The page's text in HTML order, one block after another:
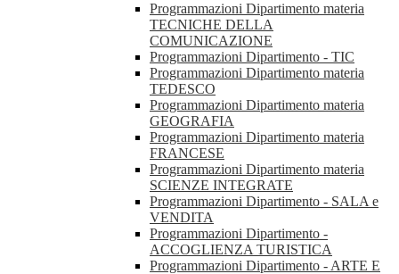
Programmazioni Dipartimento materia
TECNICHE DELLA
COMUNICAZIONE
Programmazioni Dipartimento - TIC
Programmazioni Dipartimento materia
TEDESCO
Programmazioni Dipartimento materia
GEOGRAFIA
Programmazioni Dipartimento materia
FRANCESE
Programmazioni Dipartimento materia
SCIENZE INTEGRATE
Programmazioni Dipartimento - SALA e
VENDITA
Programmazioni Dipartimento -
ACCOGLIENZA TURISTICA
Programmazioni Dipartimento - ARTE E